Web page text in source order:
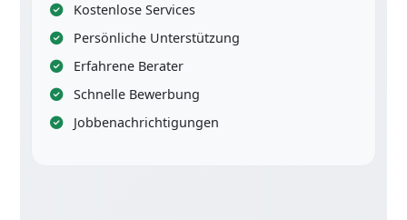
Kostenlose Services
Persönliche Unterstützung
Erfahrene Berater
Schnelle Bewerbung
Jobbenachrichtigungen